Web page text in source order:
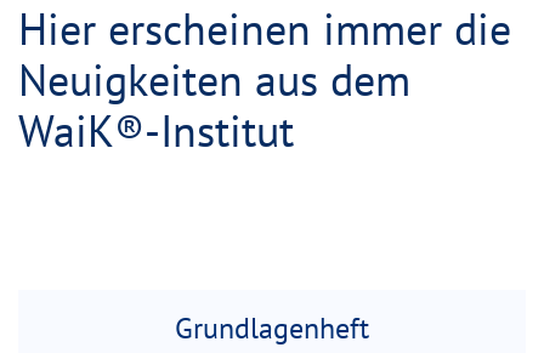
Hier erscheinen immer die
Neuigkeiten aus dem
WaiK®-Institut
Grundlagenheft